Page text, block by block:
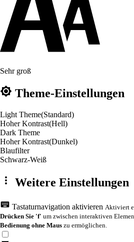
Sehr groß
Theme-Einstellungen
Light Theme(Standard)
Hoher Kontrast(Hell)
Dark Theme
Hoher Kontrast(Dunkel)
Blaufilter
Schwarz-Weiß
Weitere Einstellungen
Tastaturnavigation aktivieren Aktiviert
Drücken Sie 'f' um zwischen interaktiven
Bedienung ohne Maus zu ermöglichen.